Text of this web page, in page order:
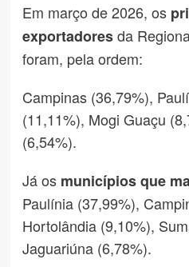
Em março de 2026, os
exportadoresda
foram, pela ordem:
Campinas (36,79%),
(11,11%), Mogi Guaçu
(6,54%).
Já os municípios que
Paulínia (37,99%),
Hortolândia (9,10%),
Jaguariúna (6,78%).